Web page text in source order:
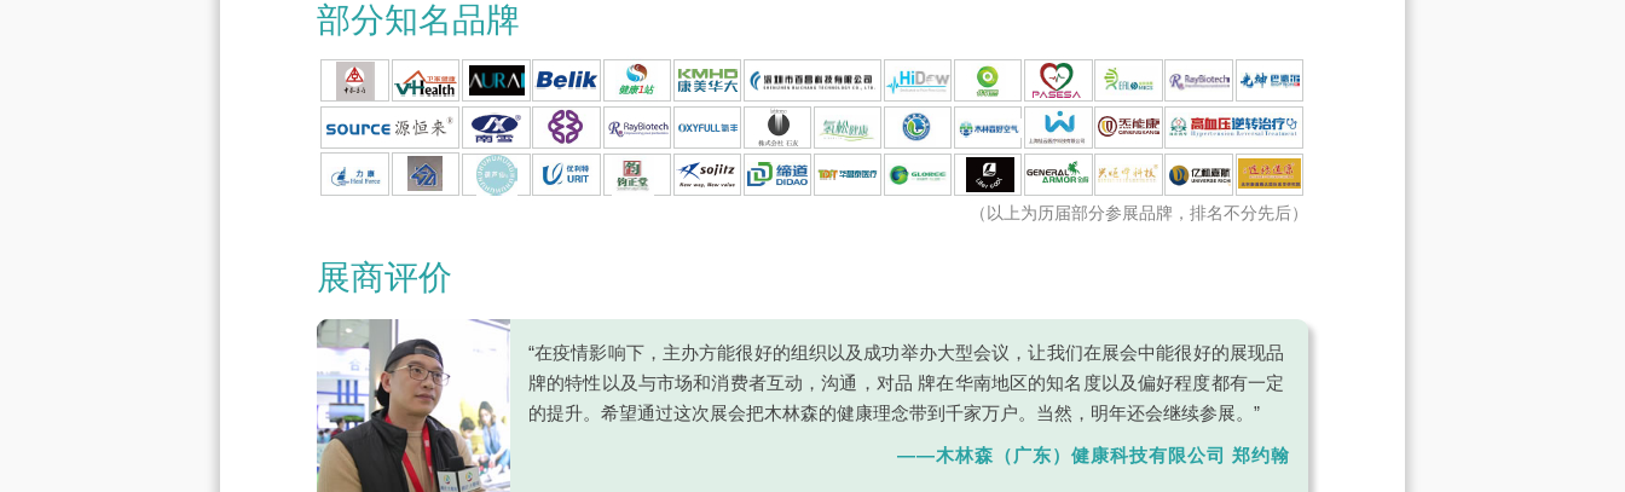
部分知名品牌
（以上为历届部分参展品牌，排名不分先后）
展商评价
“在疫情影响下，主办方能很好的组织以及成功举办大型会议，让我们在展会中能很好的展现品
牌的特性以及与市场和消费者互动，沟通，对品 牌在华南地区的知名度以及偏好程度都有一定
的提升。希望通过这次展会把木林森的健康理念带到千家万户。当然，明年还会继续参展。”
——木林森（广东）健康科技有限公司 郑约翰